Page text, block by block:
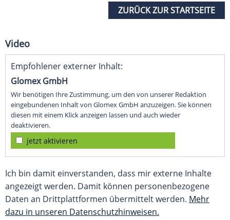
ZURÜCK ZUR STARTSEITE
Video
Empfohlener externer Inhalt:
Glomex GmbH
Wir benötigen Ihre Zustimmung, um den von unserer Redaktion
eingebundenen Inhalt von Glomex GmbH anzuzeigen. Sie können
diesen mit einem Klick anzeigen lassen und auch wieder
deaktivieren.
jetzt aktivieren
Ich bin damit einverstanden, dass mir externe Inhalte
angezeigt werden. Damit können personenbezogene
Daten an Drittplattformen übermittelt werden. Mehr
dazu in unseren Datenschutzhinweisen.